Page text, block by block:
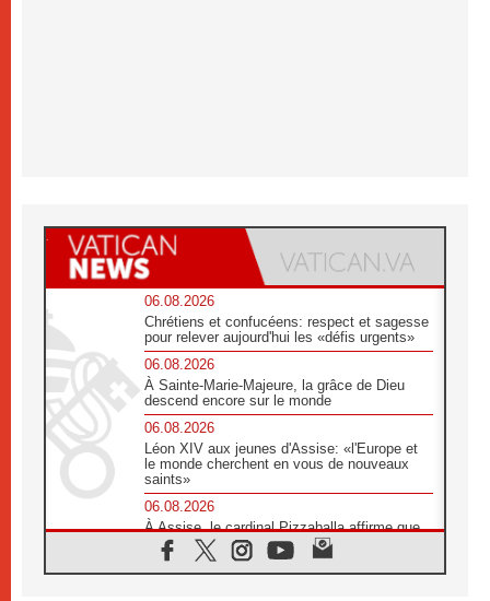
06.08.2026
Chrétiens et confucéens: respect et sagesse
pour relever aujourd'hui les «défis urgents»
06.08.2026
À Sainte-Marie-Majeure, la grâce de Dieu
descend encore sur le monde
06.08.2026
Léon XIV aux jeunes d'Assise: «l'Europe et
le monde cherchent en vous de nouveaux
saints»
06.08.2026
À Assise, le cardinal Pizzaballa affirme que
«les chrétiens veulent la paix»
06.08.2026